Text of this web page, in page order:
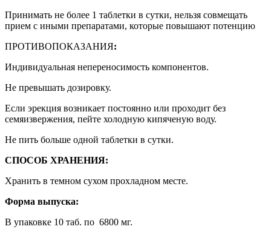
Принимать не более 1 таблетки в сутки, нельзя совмещать
прием с иными препаратами, которые повышают потенцию
ПРОТИВОПОКАЗАНИЯ:
Индивидуальная непереносимость компонентов.
Не превышать дозировку.
Если эрекция возникает постоянно или проходит без
семяизвержения, пейте холодную кипяченую воду.
Не пить больше одной таблетки в сутки.
СПОСОБ ХРАНЕНИЯ:
Хранить в темном сухом прохладном месте.
Форма выпуска:
В упаковке 10 таб. по 6800 мг.